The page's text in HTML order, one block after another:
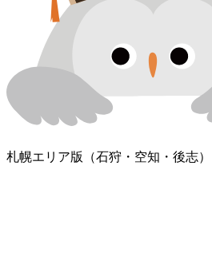
札幌エリア版 （石狩・空知・後志）